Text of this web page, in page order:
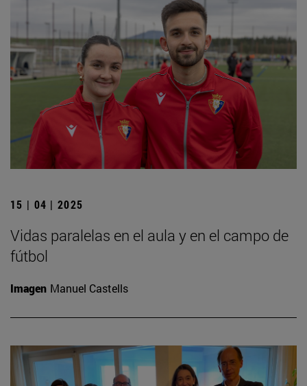
15 | 04 | 2025
Vidas paralelas en el aula y en el campo de
fútbol
Imagen Manuel Castells